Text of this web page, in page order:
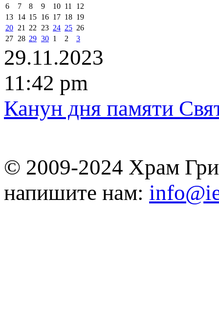
6
7 8 9 10 11
12
13 14 15 16 17 18 19
20 21 22 23 24 25 26
27 28 29 30 1 2 3
29.11.2023
11:42 pm
Канун дня памяти
© 2009-2024 Храм
напишите нам: